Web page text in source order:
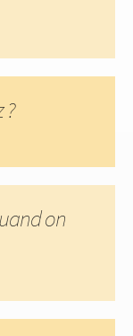
?
on